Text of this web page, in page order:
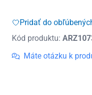
gumové
zvýšeným
okrajom
Pridať do
Kód produktu:
Máte otázku k